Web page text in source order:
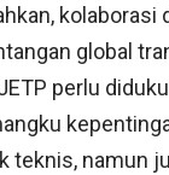
kolaborasi
global
perlu
teknis, namun